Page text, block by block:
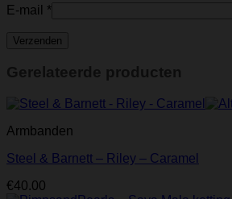
E-mail *
Gerelateerde producten
Armbanden
Steel & Barnett – Riley – Caramel
€40.00